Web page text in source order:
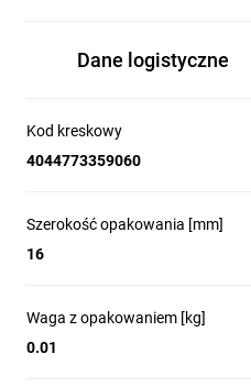
Dane logistyczne
Kod kreskowy
4044773359060
Szerokość opakowania [mm]
16
Waga z opakowaniem [kg]
0.01